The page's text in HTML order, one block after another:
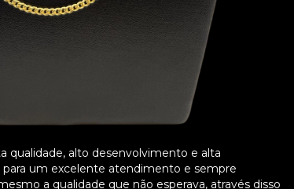
qualidade, alto desenvolvimento e alta
para um excelente atendimento e sempre
a qualidade que não esperava, através disso